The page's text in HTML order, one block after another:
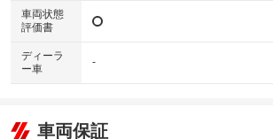
車両状態
評価書
ディーラ
ー車
-
車両保証